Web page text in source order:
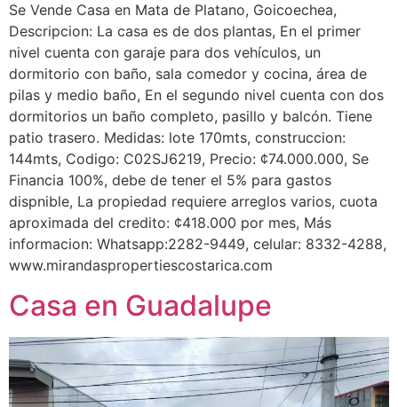
Se Vende Casa en Mata de Platano, Goicoechea,
Descripcion: La casa es de dos plantas, En el primer
nivel cuenta con garaje para dos vehículos, un
dormitorio con baño, sala comedor y cocina, área de
pilas y medio baño, En el segundo nivel cuenta con dos
dormitorios un baño completo, pasillo y balcón. Tiene
patio trasero. Medidas: lote 170mts, construccion:
144mts, Codigo: C02SJ6219, Precio: ¢74.000.000, Se
Financia 100%, debe de tener el 5% para gastos
dispnible, La propiedad requiere arreglos varios, cuota
aproximada del credito: ¢418.000 por mes, Más
informacion: Whatsapp:2282-9449, celular: 8332-4288,
www.mirandaspropertiescostarica.com
Casa en Guadalupe